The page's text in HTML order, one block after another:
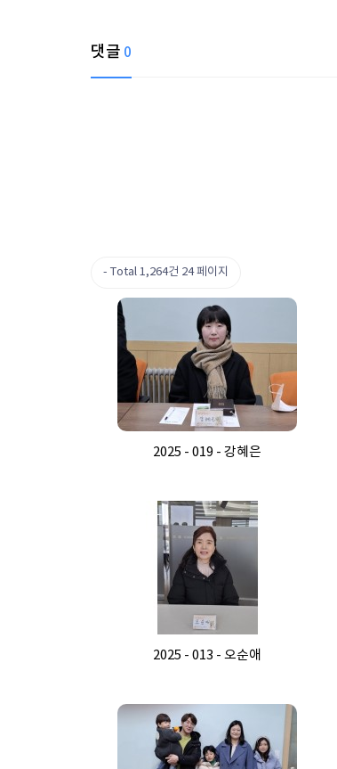
댓글 0
Total 1,264건 24 페이지
2025 - 019 - 강혜은
2025 - 013 - 오순애